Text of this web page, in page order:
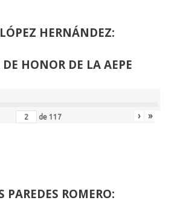
HERNÁNDEZ:
HONOR DE LA AEPE
de 117 › »
PAREDES ROMERO: